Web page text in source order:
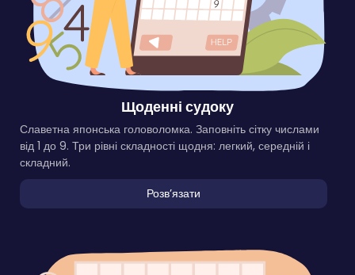
Щоденні судоку
Славетна японська головоломка. Заповніть сітку числами
від 1 до 9. Три рівні складності щодня: легкий, середній і
складний.
Розвʼязати